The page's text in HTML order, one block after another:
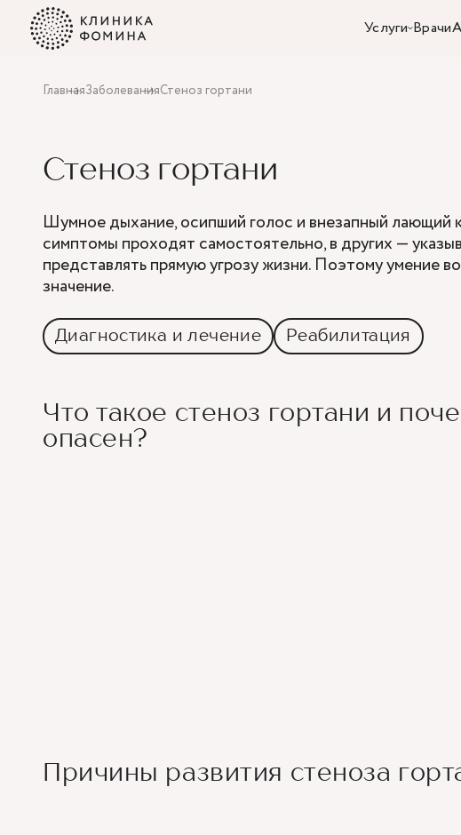
Услуги Врачи
ГлавнаяЗаболеванияСтеноз гортани
Стеноз гортани
Шумное дыхание, осипший голос и внезапный лающий
симптомы проходят самостоятельно, в других —
представлять прямую угрозу жизни. Поэтому умение
значение.
Диагностика и лечение Реабилитация
Что такое стеноз гортани и
опасен?
Причины развития стеноза